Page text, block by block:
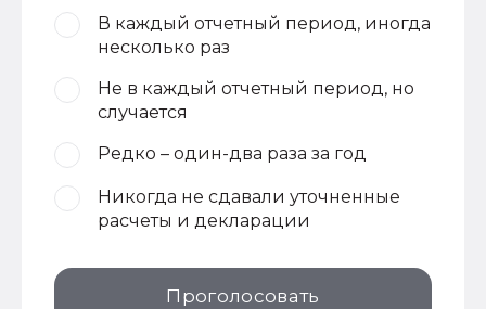
В каждый отчетный период, иногда
несколько раз
Не в каждый отчетный период, но
случается
Редко – один-два раза за год
Никогда не сдавали уточненные
расчеты и декларации
Проголосовать